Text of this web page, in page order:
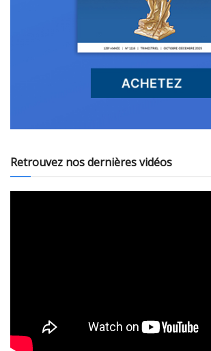
Retrouvez nos dernières vidéos